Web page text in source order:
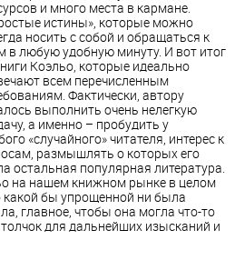
и много места в кармане.
истины», которые можно
носить с собой и обращаться к
в любую удобную минуту. И вот итог
Коэльо, которые идеально
всем перечисленным
Фактически, автору
выполнить очень нелегкую
а именно – пробудить у
«случайного» читателя, интерес к
размышлять о которых его
остальная популярная литература.
на нашем книжном рынке в целом
какой бы упрощенной ни была
главное, чтобы она могла что-то
для дальнейших изысканий и